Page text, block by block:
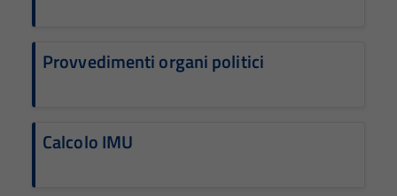
Provvedimenti organi politici
Calcolo IMU